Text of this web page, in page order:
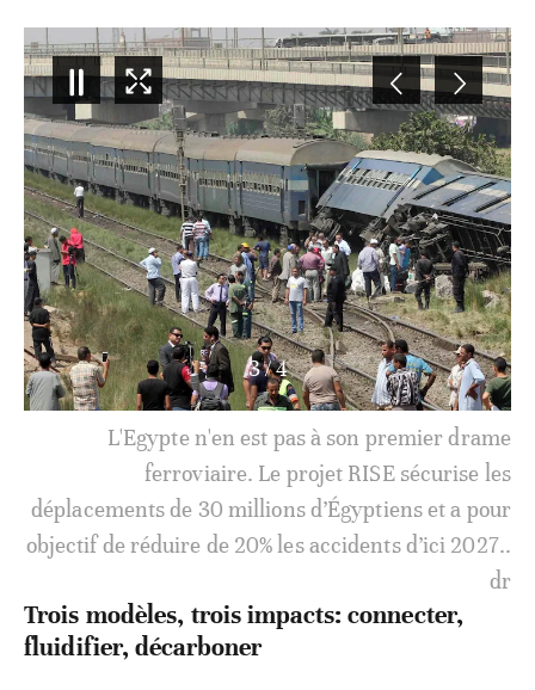
3/4
L'Egypte n'en est pas à son premier drame
ferroviaire. Le projet RISE sécurise les
déplacements de 30 millions d’Égyptiens et a pour
objectif de réduire de 20% les accidents d’ici 2027..
dr
Trois modèles, trois impacts: connecter,
fluidifier, décarboner